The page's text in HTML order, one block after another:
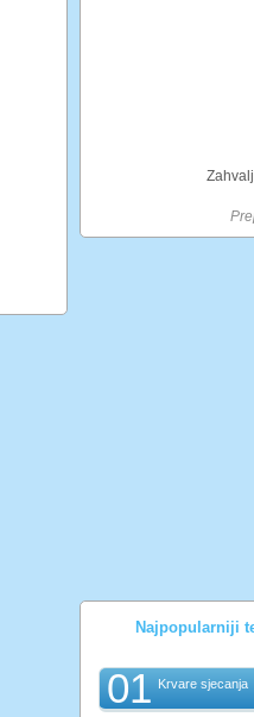
Najpopularniji
01 Krvare sjecanja